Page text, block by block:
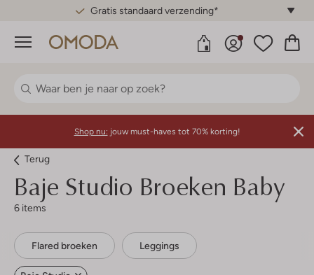
Gratis standaard verzending*
Menu
Shop nu: jouw must-haves tot 70% korting!
Terug
Baje Studio Broeken Baby
6 items
Flared broeken Leggings